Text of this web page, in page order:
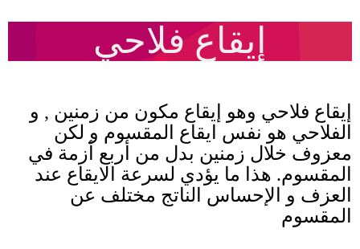
إيقاع فلاحي
إيقاع فلاحي وهو إيقاع مكون من زمنين , و
الفلاحي هو نفس ايقاع المقسوم و لكن
معزوف خلال زمنين بدل من أربع أزمة في
المقسوم. هذا ما يؤدي لسرعة الايقاع عند
العزف و الإحساس الناتج مختلف عن
المقسوم